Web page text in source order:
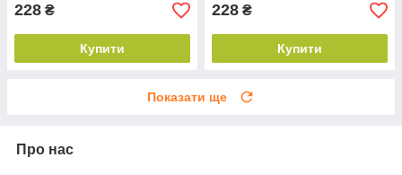
228 ₴
Купити
228 ₴
Купити
Показати ще
Про нас